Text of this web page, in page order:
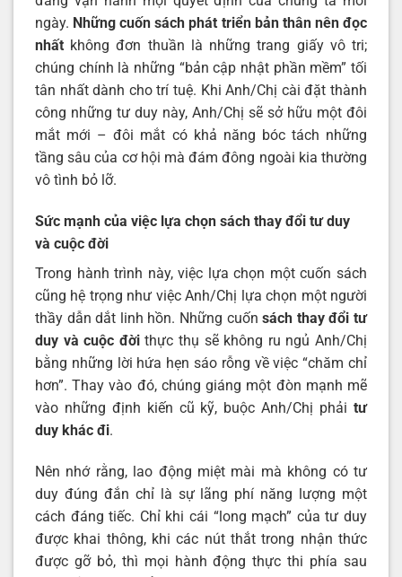
ngày. Những cuốn sách phát triển bản thân nên đọc
nhất không đơn thuần là những trang giấy vô tri;
chúng chính là những “bản cập nhật phần mềm” tối
tân nhất dành cho trí tuệ. Khi Anh/Chị cài đặt thành
công những tư duy này, Anh/Chị sẽ sở hữu một đôi
mắt mới – đôi mắt có khả năng bóc tách những
tầng sâu của cơ hội mà đám đông ngoài kia thường
vô tình bỏ lỡ.
Sức mạnh của việc lựa chọn sách thay đổi tư duy
và cuộc đời
Trong hành trình này, việc lựa chọn một cuốn sách
cũng hệ trọng như việc Anh/Chị lựa chọn một người
thầy dẫn dắt linh hồn. Những cuốnsách thay đổi tư
duy và cuộc đờithực thụ sẽ không ru ngủ Anh/Chị
bằng những lời hứa hẹn sáo rỗng về việc “chăm chỉ
hơn”. Thay vào đó, chúng giáng một đòn mạnh mẽ
vào những định kiến cũ kỹ, buộc Anh/Chị phải tư
duy khác đi.
Nên nhớ rằng, lao động miệt mài mà không có tư
duy đúng đắn chỉ là sự lãng phí năng lượng một
cách đáng tiếc. Chỉ khi cái “long mạch” của tư duy
được khai thông, khi các nút thắt trong nhận thức
được gỡ bỏ, thì mọi hành động thực thi phía sau